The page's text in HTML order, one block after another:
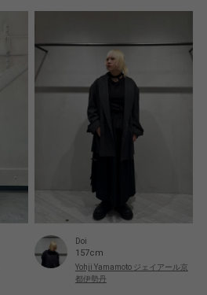
Doi
157cm
Yohji Yamamoto ジェイアール京
都伊勢丹